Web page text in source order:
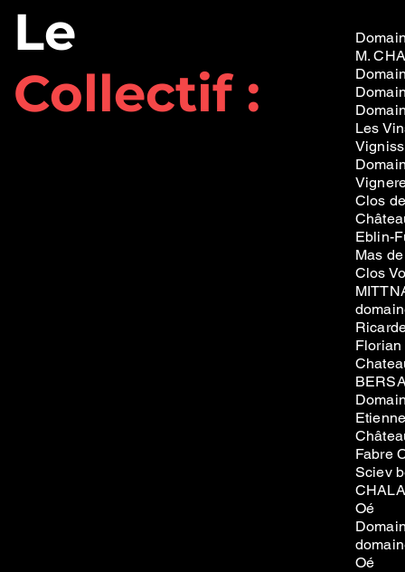
Le
Collectif:
M.
Les
Clos
Eblin-
Mas
Clos
Fabre
Sciev
Oé
Oé